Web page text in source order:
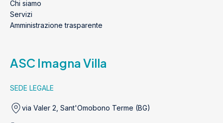
Chi siamo
Servizi
Amministrazione trasparente
ASC Imagna Villa
SEDE LEGALE
via Valer 2, Sant'Omobono Terme (BG)